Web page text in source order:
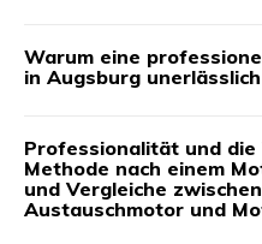
Warum eine
in Augsburg
Professionalität und
Methode nach einem
und Vergleiche
Austauschmotor und